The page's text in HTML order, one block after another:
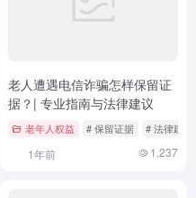
# 金融监管
老人遭遇电信诈骗怎样保留证
据？| 专业指南与法律建议
老年人权益 # 保留证据 # 法律建议
1年前 1,237